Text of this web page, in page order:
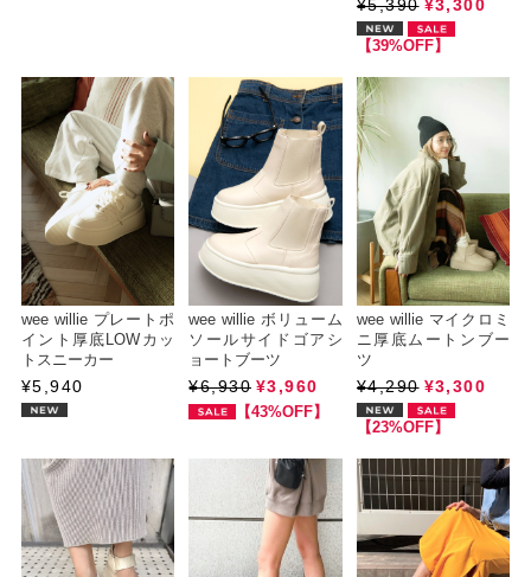
¥5,390 ¥3,300
【39%OFF】
wee willie プレートポ
イント厚底LOWカッ
トスニーカー
¥5,940
wee willie ボリューム
ソールサイドゴアシ
ョートブーツ
¥6,930 ¥3,960
【43%OFF】
wee willie マイクロミ
ニ厚底ムートンブー
ツ
¥4,290 ¥3,300
【23%OFF】